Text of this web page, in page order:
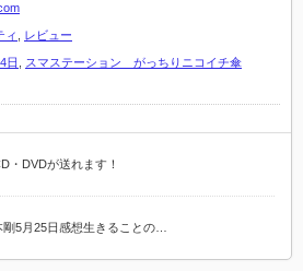
ィ レビュー
日 スマステーション がっちりニコイチ傘
・DVDが送れます！
5月25日感想生きることの…